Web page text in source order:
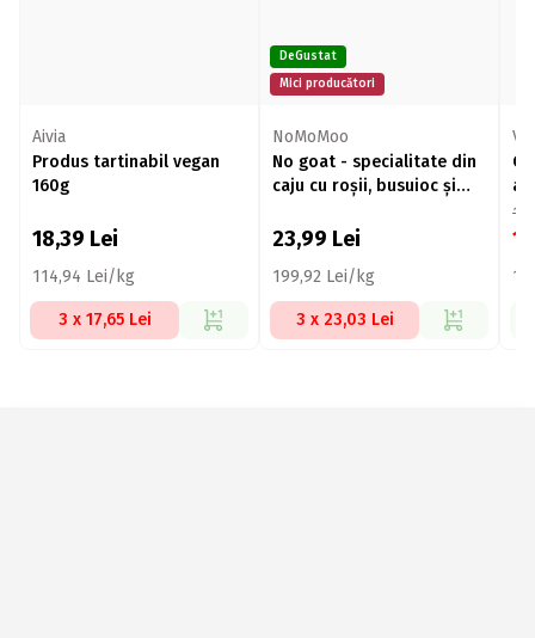
Aivia
Produs tartinabil vegan
160g
18,39 Lei
114,94 Lei/kg
3 x 17,65 Lei
DeGustat
Mici producători
NoMoMoo
No goat - specialitate din
caju cu roșii, busuioc și
23,99 Lei
199,92 Lei/kg
3 x 23,03 Lei